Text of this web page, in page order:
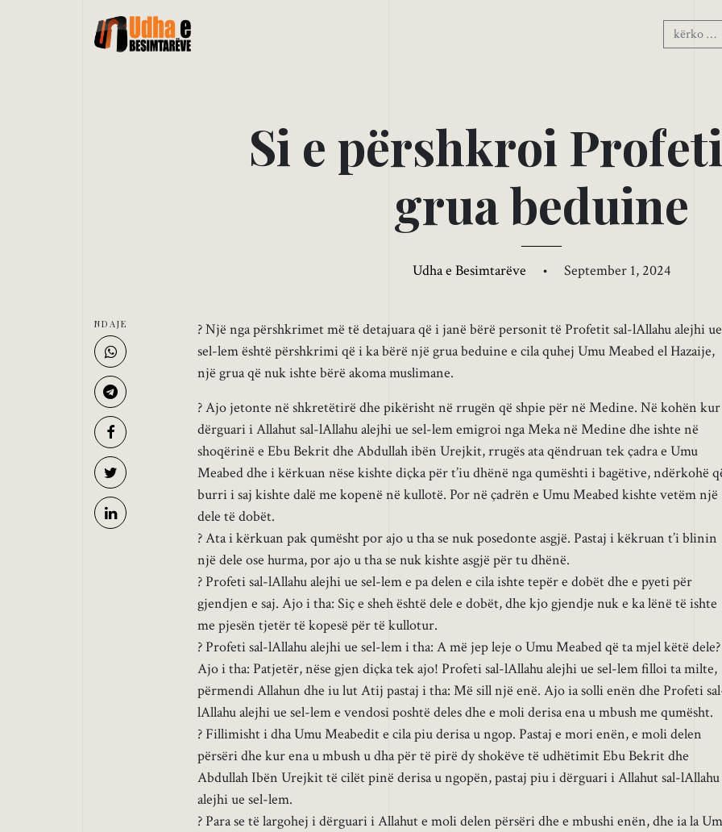
Si e përshkroi Profeti
gruabeduine
Udha e Besimtarëve • September 1, 2024
? Një nga përshkrimet më të detajuara që i janë bërë personit të Profetit sal-lAllahu alejhi ue
sel-lem është përshkrimi që i ka bërë një grua beduine e cila quhej Umu Meabed el Hazaije,
një grua që nuk ishte bërë akoma muslimane.
? Ajo jetonte në shkretëtirë dhe pikërisht në rrugën që shpie për në Medine. Në kohën
dërguari i Allahut sal-lAllahu alejhi ue sel-lem emigroi nga Meka në Medine dhe ishte në
shoqërinë e Ebu Bekrit dhe Abdullah ibën Urejkit, rrugës ata qëndruan tek çadra e Umu
Meabed dhe i kërkuan nëse kishte diçka për t’iu dhënë nga qumështi i bagëtive, ndërkohë
burri i saj kishte dalë me kopenë në kullotë. Por në çadrën e Umu Meabed kishte vetëm një
dele të dobët.
? Ata i kërkuan pak qumësht por ajo u tha se nuk posedonte asgjë. Pastaj i këkruan t’i blinin
një dele ose hurma, por ajo u tha se nuk kishte asgjë për tu dhënë.
? Profeti sal-lAllahu alejhi ue sel-lem e pa delen e cila ishte tepër e dobët dhe e pyeti për
gjendjen e saj. Ajo i tha: Siç e sheh është dele e dobët, dhe kjo gjendje nuk e ka lënë të ishte
me pjesën tjetër të kopesë për të kullotur.
? Profeti sal-lAllahu alejhi ue sel-lem i tha: A më jep leje o Umu Meabed që ta mjel këtë dele?
Ajo i tha: Patjetër, nëse gjen diçka tek ajo! Profeti sal-lAllahu alejhi ue sel-lem filloi ta milte,
përmendi Allahun dhe iu lut Atij pastaj i tha: Më sill një enë. Ajo ia solli enën dhe Profeti
lAllahu alejhi ue sel-lem e vendosi poshtë deles dhe e moli derisa ena u mbush me qumësht.
? Fillimisht i dha Umu Meabedit e cila piu derisa u ngop. Pastaj e mori enën, e moli delen
përsëri dhe kur ena u mbush u dha për të pirë dy shokëve të udhëtimit Ebu Bekrit dhe
Abdullah Ibën Urejkit të cilët pinë derisa u ngopën, pastaj piu i dërguari i Allahut sal-lAllahu
alejhi ue sel-lem.
? Para se të largohej i dërguari i Allahut e moli delen përsëri dhe e mbushi enën, dhe ia la
NDAJE